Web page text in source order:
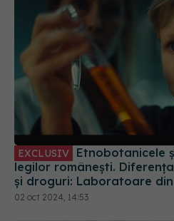
EXCLUSIV
legilor românești.
și droguri: Laboratoare
China primesc comenzi de
02 oct 2024, 14:53